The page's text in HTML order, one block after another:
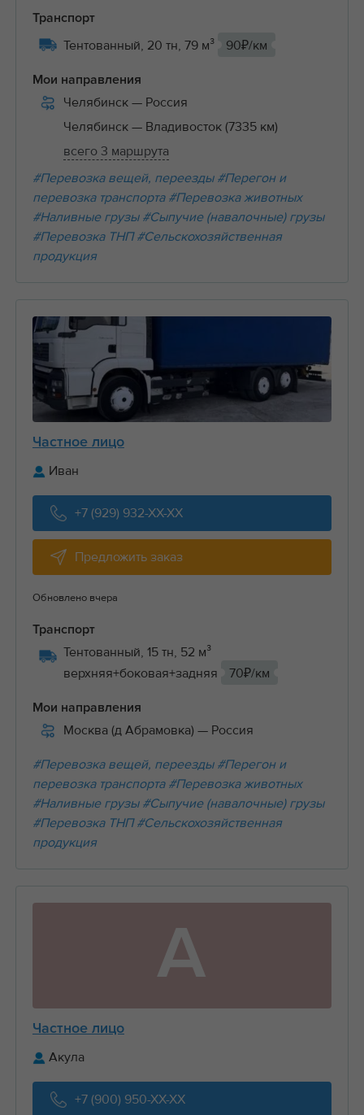
Транспорт
Тентованный, 20 тн, 79 м³ 90₽/км
Мои направления
Челябинск — Россия
Челябинск — Владивосток (7335 км)
всего 3 маршрута
#Перевозка вещей, переезды #Перегон и
перевозка транспорта #Перевозка животных
#Наливные грузы #Сыпучие (навалочные) грузы
#Перевозка ТНП #Сельскохозяйственная
продукция
Частное лицо
Иван
+7 (929) 932-XX-XX
Предложить заказ
Обновлено вчера
Транспорт
Тентованный, 15 тн, 52 м³
верхняя+боковая+задняя
70₽/км
Мои направления
Москва (д Абрамовка) — Россия
#Перевозка вещей, переезды #Перегон и
перевозка транспорта #Перевозка животных
#Наливные грузы #Сыпучие (навалочные) грузы
#Перевозка ТНП #Сельскохозяйственная
продукция
А
Частное лицо
Акула
+7 (900) 950-XX-XX